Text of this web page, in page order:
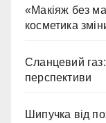
«Макіяж без
косметика
Сланцевий газ:
перспективи
Шипучка від